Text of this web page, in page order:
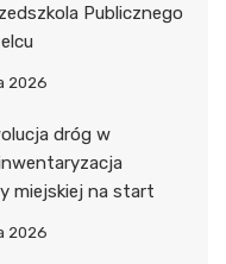
Publicznego
2026
dróg w
miejskiej na start
2026